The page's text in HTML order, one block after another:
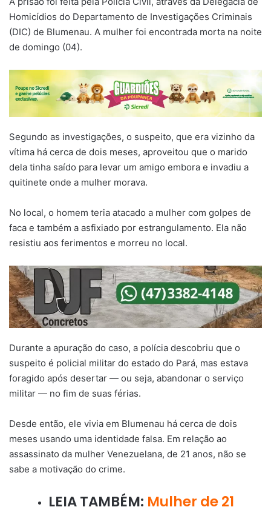
Homicídios do Departamento de Investigações Criminais
(DIC) de Blumenau. A mulher foi encontrada morta na noite
de domingo (04).
Segundo as investigações, o suspeito, que era vizinho da
vítima há cerca de dois meses, aproveitou que o marido
dela tinha saído para levar um amigo embora e invadiu a
quitinete onde a mulher morava.
No local, o homem teria atacado a mulher com golpes de
faca e também a asfixiado por estrangulamento. Ela não
resistiu aos ferimentos e morreu no local.
Durante a apuração do caso, a polícia descobriu que o
suspeito é policial militar do estado do Pará, mas estava
foragido após desertar — ou seja, abandonar o serviço
militar — no fim de suas férias.
Desde então, ele vivia em Blumenau há cerca de dois
meses usando uma identidade falsa. Em relação ao
assassinato da mulher Venezuelana, de 21 anos, não se
sabe a motivação do crime.
LEIA TAMBÉM: Mulher de 21